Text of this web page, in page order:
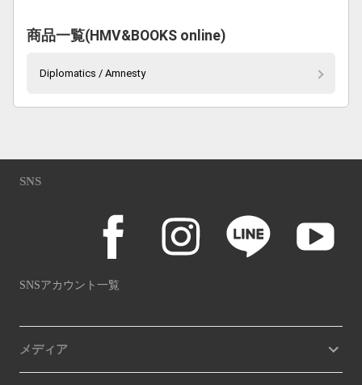
商品一覧(HMV&BOOKS online)
Diplomatics / Amnesty
SNS
SNSアカウント一覧
メディア